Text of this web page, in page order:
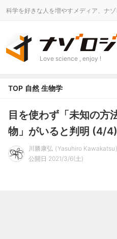
科学を好きな人を増やすメディア、ナゾ
Love science , enjoy !
TOP 自然 生物学
目を使わず「未知の方
物」がいると判明 (4/4)
川勝康弘
Yasuhiro Kawakatsu
公開日 2021/3/6(土)